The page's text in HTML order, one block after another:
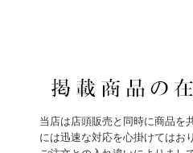
当店は店頭販売と同時に商品を
には迅速な対応を心掛けてはお